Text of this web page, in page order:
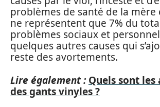
problèmes de santé de la mère
ne représentent que 7% du
problèmes sociaux et
quelques autres causes qui
reste des avortements.
Lire également : Quels sont les
des gants vinyles ?